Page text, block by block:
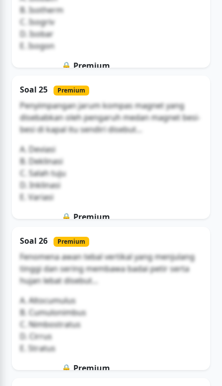
B. Isotherm
C. Isogriv
D. Isobar
E. Isogon
🔒 Premium
Buka Akses
Soal 25 Premium
Penyimpangan jarum kompas magnet yang
disebabkan oleh pengaruh medan magnet besi-
besi di kapal itu sendiri disebut...
A. Deviasi
B. Deklinasi
C. Salah tuju
D. Inklinasi
E. Variasi
🔒 Premium
Buka Akses
Soal 26 Premium
Fenomena awan tebal vertikal yang menjulang
tinggi dan sering membawa badai petir serta
hujan lebat disebut...
A. Altocumulus
B. Cumulonimbus
C. Nimbostratus
D. Cirrus
E. Stratus
🔒 Premium